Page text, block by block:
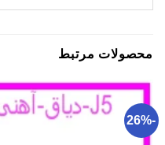
محصولات مرتبط
-26%